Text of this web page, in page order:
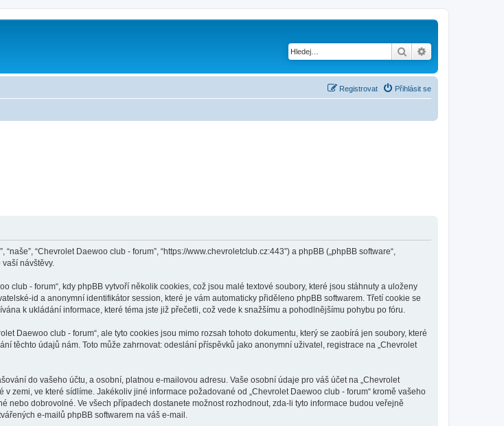
Hledat
Přihlásit se
Registrovat
“Chevrolet Daewoo club - forum”, “https://www.chevroletclub.cz:443”) a phpBB („phpBB software“,
návštěvy.
club - forum“, kdy phpBB vytvoří několik cookies, což jsou malé textové soubory, které jsou stáhnuty a uloženy
id a anonymní identifikátor session, které je vám automaticky přiděleno phpBB softwarem. Třetí cookie se
k ukládání informace, které téma jste již přečetli, což vede k snažšímu a pohodlnějšímu pohybu po fóru.
Daewoo club - forum“, ale tyto cookies jsou mimo rozsah tohoto dokumentu, který se zaobírá jen soubory, které
těchto údajů nám. Toto může zahrnovat: odeslání příspěvků jako anonymní uživatel, registrace na „Chevrolet
do vašeho účtu, a osobní, platnou e-mailovou adresu. Vaše osobní údaje pro váš účet na „Chevrolet
zemi, ve které sídlíme. Jakékoliv jiné informace požadované od „Chevrolet Daewoo club - forum“ kromě vašeho
dobrovolné. Ve všech případech dostanete možnost rozhodnout, zda-li tyto informace budou veřejně
e-mailů phpBB softwarem na váš e-mail.